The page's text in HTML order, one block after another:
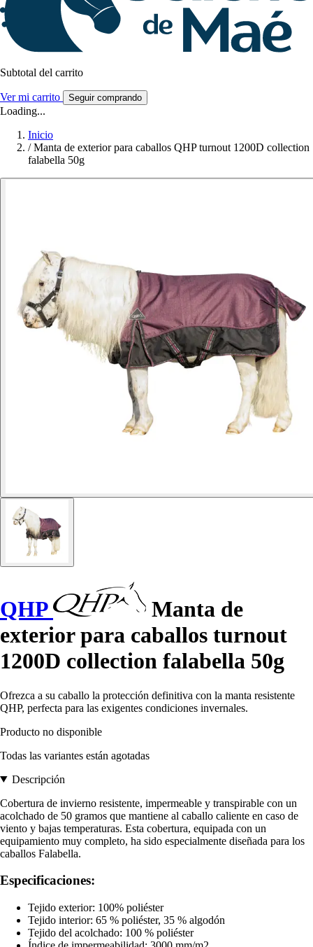
Subtotal del carrito
Ver mi carrito Seguir comprando
Loading...
Inicio
/ Manta de exterior para caballos QHP turnout 1200D collection
falabella 50g
QHP
Manta de
exterior para caballos turnout
1200D collection falabella 50g
Ofrezca a su caballo la protección definitiva con la manta resistente
QHP, perfecta para las exigentes condiciones invernales.
Producto no disponible
Todas las variantes están agotadas
Descripción
Cobertura de invierno resistente, impermeable y transpirable con un
acolchado de 50 gramos que mantiene al caballo caliente en caso de
viento y bajas temperaturas. Esta cobertura, equipada con un
equipamiento muy completo, ha sido especialmente diseñada para los
caballos Falabella.
Especificaciones:
Tejido exterior: 100% poliéster
Tejido interior: 65 % poliéster, 35 % algodón
Tejido del acolchado: 100 % poliéster